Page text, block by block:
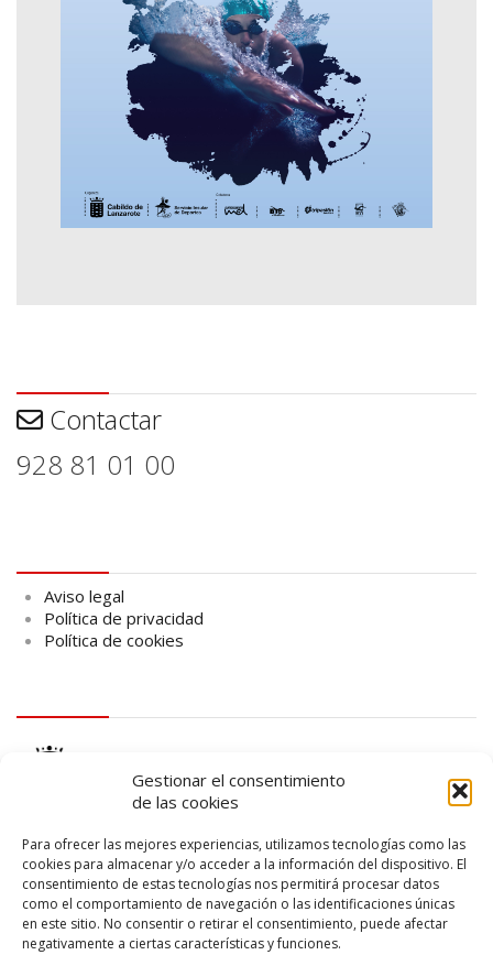
Gestionar el consentimiento
de las cookies
Para ofrecer las mejores experiencias, utilizamos tecnologías como las
cookies para almacenar y/o acceder a la información del dispositivo. El
consentimiento de estas tecnologías nos permitirá procesar datos
como el comportamiento de navegación o las identificaciones únicas
en este sitio. No consentir o retirar el consentimiento, puede afectar
negativamente a ciertas características y funciones.
Contactar
928 81 01 00
Aviso legal
Política de privacidad
Política de cookies
logo SID